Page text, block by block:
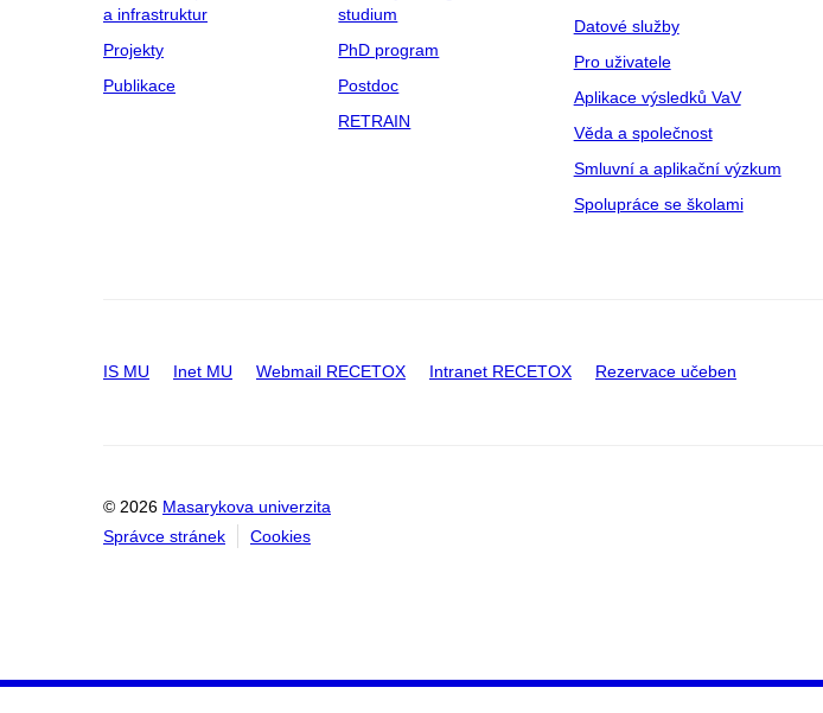
a infrastruktur
Projekty
Publikace
studium
PhD program
Postdoc
RETRAIN
Datové služby
Pro uživatele
Aplikace výsledků VaV
Věda a společnost
Smluvní a aplikační výzkum
Spolupráce se školami
IS MU Inet MU Webmail RECETOX Intranet RECETOX Rezervace učeben
© 2026 Masarykova univerzita
Správce stránek
Cookies